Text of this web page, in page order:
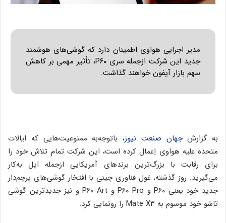
مدیر اجرایی هواوی اطمینان دارد که گوشی‌های هوشمند
جدید این شرکت ازجمله سری P۶۰، تأثیر مهمی بر کاهش
سهم بازار آیفون خواهند گذاشت.
به گزارشجهان صنعت نیوز، باتوجه‌به ممنوعیت‌هایی که ایالات‌
متحده علیه هواوی اِعمال کرده است، این شرکت تمام تلاش خود را
برای رقابت با بزرگ‌ترین برندهای آمریکایی ازجمله اپل به‌کار
می‌گیرید. روز گذشته، غول فناوری چینی با افتخار گوشی‌های پرچم‌دار
جدید خود یعنی P۶۰ و P۶۰ Pro و P۶۰ Art و نیز جدیدترین گوشی
تاشو خود موسوم‌ به Mate X۳ را رونمایی کرد.